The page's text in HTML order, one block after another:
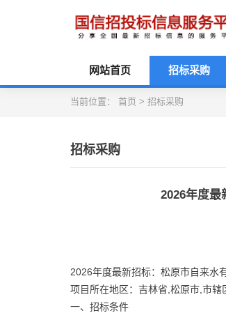
网站首页 招标采购
当前位置： 首页 > 招标采购
招标采购
2026年度最
2026年度最新招标：松原市自来水
项目所在地区：吉林省,松原市,市辖
一、招标条件